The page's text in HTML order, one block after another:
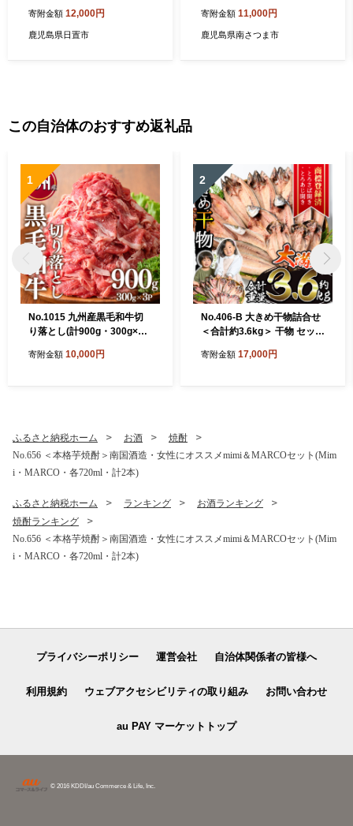
寄附金額 12,000円
鹿児島県日置市
寄附金額 11,000円
鹿児島県南さつま市
この自治体のおすすめ返礼品
1
No.1015 九州産黒毛和牛切
り落とし(計900g・300g×3
産 九州産 小分け お肉 牛丼
寄附金額 10,000円
2
No.406-B 大きめ干物詰合せ
＜合計約3.6kg＞ 干物 セット
あじ さば おかず おつまみ お
寄附金額 17,000円
ふるさと納税ホーム お酒
焼酎
No.656 ＜本格芋焼酎＞南国酒造・女性にオススメmimi＆MARCOセット(Mim
i・MARCO・各720ml・計2本)
ふるさと納税ホーム ランキング
お酒ランキング
焼酎ランキング
No.656 ＜本格芋焼酎＞南国酒造・女性にオススメmimi＆MARCOセット(Mim
i・MARCO・各720ml・計2本)
プライバシーポリシー 運営会社 自治体関係者の皆様へ
利用規約 ウェブアクセシビリティの取り組み お問い合わせ
au PAY マーケットトップ
© 2016 KDDI/au Commerce & Life, Inc.